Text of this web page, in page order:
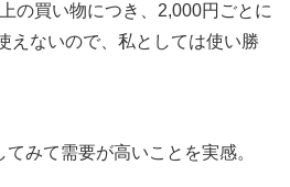
の買い物につき、2,000円ごとに
えないので、私としては使い勝
みて需要が高いことを実感。